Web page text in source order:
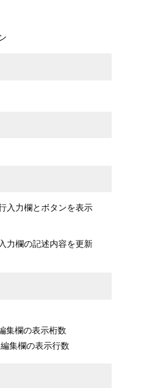
入力欄とボタンを表示
力欄の記述内容を更新
集欄の表示桁数
集欄の表示行数